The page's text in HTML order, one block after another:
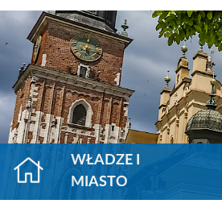
WŁADZE I
MIASTO